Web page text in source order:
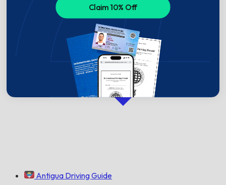
Antigua Driving Guide
Claim 10% Off